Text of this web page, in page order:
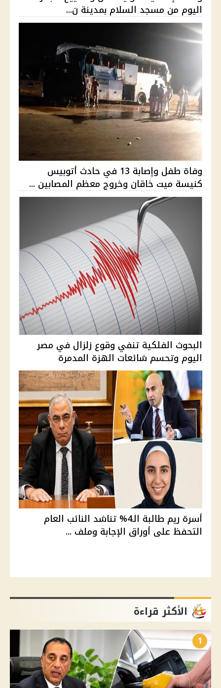
اليوم من مسجد السلام بمدينة ن...
وفاة طفل وإصابة 13 في حادث أتوبيس
كنيسة ميت خاقان وخروج معظم المصابين ...
البحوث الفلكية تنفي وقوع زلزال في مصر
اليوم وتحسم شائعات الهزة المدمرة
أسرة ريم طالبة الـ4% تناشد النائب العام
التحفظ على أوراق الإجابة وملف ...
الأكثر قراءة
1